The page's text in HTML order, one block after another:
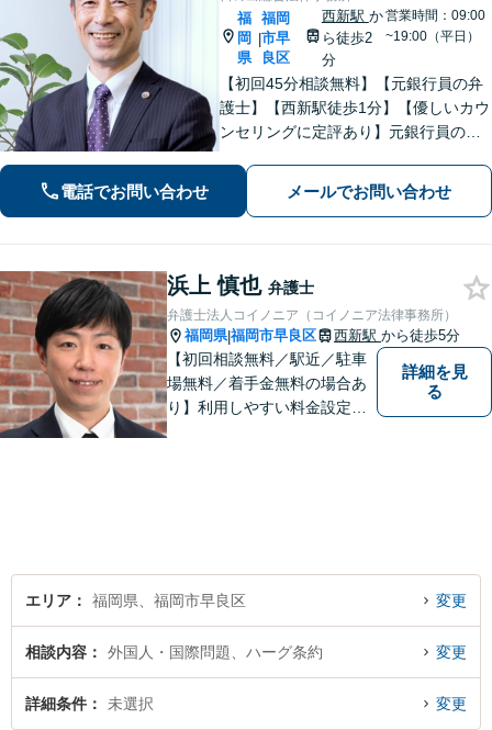
福
岡
県
|
福岡
市早
良区
西新駅 か
ら徒歩2
分
営業時間：09:00
~19:00（平日）
【初回45分相談無料】【元銀行員の弁
護士】【西新駅徒歩1分】【優しいカウ
ンセリングに定評あり】元銀行員のノ
理／労働雇用／企業法務／債権回収か
ら離婚問題までサポートします。経営
電話でお問い合わせ メールでお問い合わせ
浜上 慎也 弁護士
弁護士法人コイノニア（コイノニア法律事務所）
福岡県|福岡市早良区 西新駅 から徒歩5分
【初回相談無料／駅近／駐車
場無料／着手金無料の場合あ
り】利用しやすい料金設定に
す。
詳細を見
る
エリア 福岡県、福岡市早良区 変更
相談内容 外国人・国際問題、ハーグ条約 変更
詳細条件 未選択 変更